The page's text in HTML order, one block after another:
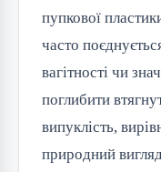
пупкової
часто
вагітності чи
поглибити
випуклість,
природний